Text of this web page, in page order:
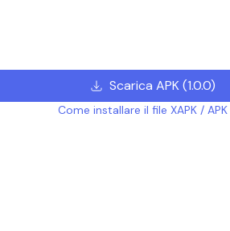
Scarica APK(1.0.0)
Come installare il file XAPK / APK